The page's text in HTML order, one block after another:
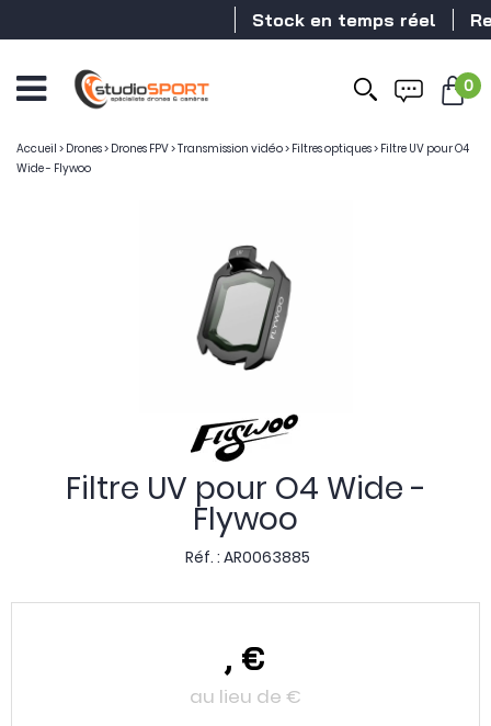
Stock en temps réel
0
Accueil > Drones> Drones FPV>Transmission vidéo> Filtres optiques> Filtre UV pour O4
Wide - Flywoo
Filtre UV pour O4 Wide -
Flywoo
Réf. : AR0063885
, €
au lieu de €